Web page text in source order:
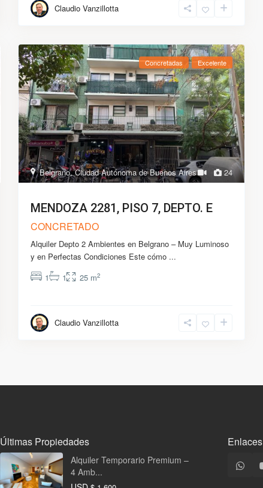
Claudio Vanzillotta
24
Belgrano,Ciudad Autónoma de Buenos Aires
Concretadas Excelente
MENDOZA 2281, PISO 7, DEPTO. E
CONCRETADO
Alquiler Depto 2 Ambientes en Belgrano – Muy Luminoso
y en Perfectas Condiciones Este cómo ...
1
1 25 m2
Claudio Vanzillotta
Últimas Propiedades
Alquiler Temporario Premium –
4 Amb...
Enlaces